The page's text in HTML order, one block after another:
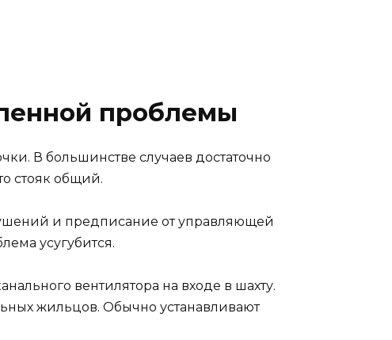
проблемы
В большинстве случаев достаточно
стояк общий.
и предписание от управляющей
усугубится.
вентилятора на входе в шахту.
жильцов. Обычно устанавливают